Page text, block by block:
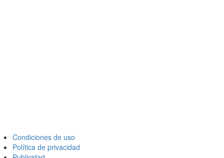
Condiciones de uso
Política de privacidad